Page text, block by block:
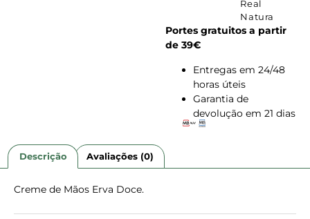
Real
Natura
Portes gratuitos a partir
de 39€
Entregas em 24/48
horas úteis
Garantia de
devolução em 21 dias
Descrição Avaliações (0)
Creme de Mãos Erva Doce.